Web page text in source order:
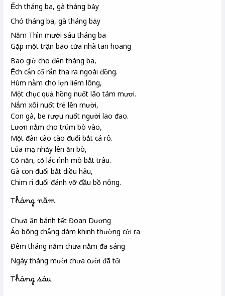
Ếch tháng ba, gà tháng bảy
Chó tháng ba, gà tháng bảy
Năm Thìn mười sáu tháng ba
Gặp một trận bão cửa nhà tan hoang
Bao giờ cho đến tháng ba,
Ếch cắn cổ rắn tha ra ngoài đồng.
Hùm nằm cho lợn liếm lông,
Một chục quả hồng nuốt lão tám mươi.
Nắm xôi nuốt trẻ lên mười,
Con gà,be rượu nuốt người lao đao.
Lươn nằm chotrúm bò vào,
Một đàn cào cào đuổi bắt cá rô.
Lúa mạ nhảy lên ăn bò,
Cỏ năn,cỏ lác rình mò bắt trâu.
Gà con đuổi bắt diều hâu,
Chim ri đuổi đánh vỡ đầu bồ nông.
Tháng năm
Chưa ăn bánh tết Đoan Dương
Áo bông chẳng dám khinh thường cởi ra
Đêm tháng năm chưa nằm đã sáng
Ngày tháng mười chưa cười đã tối
Tháng sáu